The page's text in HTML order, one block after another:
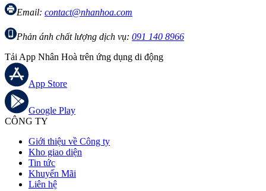
Email: contact@nhanhoa.com
Phản ánh chất lượng dịch vụ: 091 140 8966
Tải App Nhân Hoà trên ứng dụng di động
App Store
Google Play
CÔNG TY
Giới thiệu về Công ty
Kho giao diện
Tin tức
Khuyến Mãi
Liên hệ